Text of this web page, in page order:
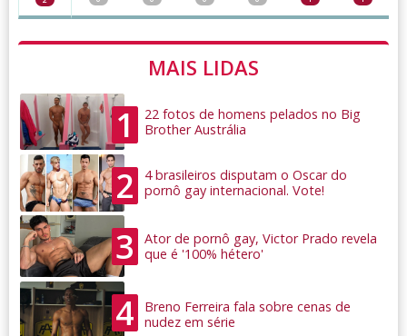
MAIS LIDAS
1
22 fotos de homens pelados no Big
Brother Austrália
2
4 brasileiros disputam o Oscar do
pornô gay internacional. Vote!
3
Ator de pornô gay, Victor Prado revela
que é '100% hétero'
4
Breno Ferreira fala sobre cenas de
nudez em série